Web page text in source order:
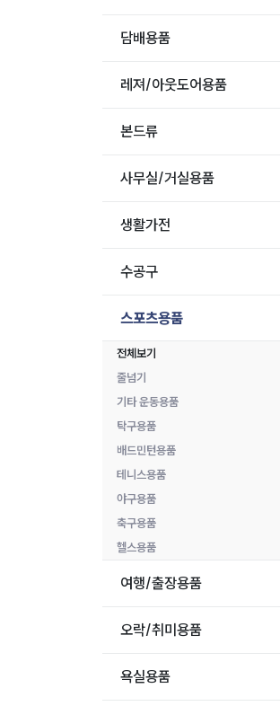
담배용품
레져/아웃도어용품
본드류
사무실/거실용품
생활가전
수공구
스포츠용품
전체보기
줄넘기
기타 운동용품
탁구용품
배드민턴용품
테니스용품
야구용품
축구용품
헬스용품
여행/출장용품
오락/취미용품
욕실용품